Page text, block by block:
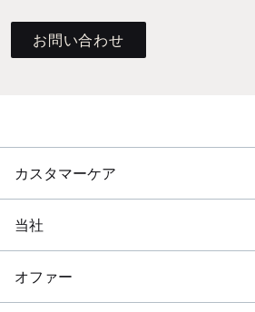
お問い合わせ
カスタマーケア
当社
オファー